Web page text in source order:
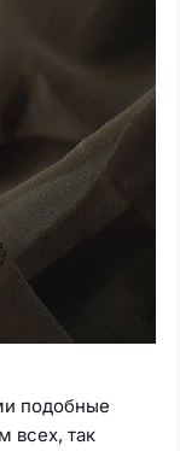
подобные
всех, так